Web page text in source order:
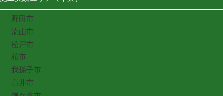
野田市
流山市
松戸市
柏市
我孫子市
白井市